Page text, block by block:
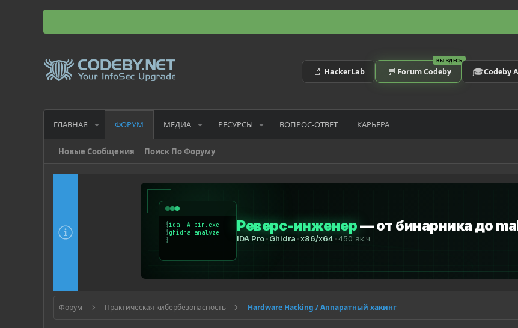
🔬 HackerLab
ВЫ ЗДЕСЬ
💬 Forum Codeby 🎓Codeby
ГЛАВНАЯ ФОРУМ МЕДИА РЕСУРСЫ ВОПРОС-ОТВЕТ КАРЬЕРА
Новые Сообщения Поиск По Форуму
Форум Практическая кибербезопасность Hardware Hacking / Аппаратный хакинг